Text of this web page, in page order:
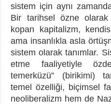
sistem için aynı
Bir tarihsel özne olarak
kopan kapitalizm,
ama insanlıkla asla
sistem olarak tanımlar.
etme faaliyetiyle
temerküzü” (birikimi)
temel özelliği, biçimsel
neoliberalizm hem de